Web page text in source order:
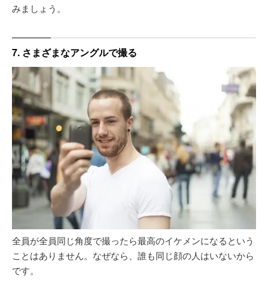
みましょう。
7. さまざまなアングルで撮る
全員が全員同じ角度で撮ったら最高のイケメンになるという
ことはありません。なぜなら、誰も同じ顔の人はいないから
です。